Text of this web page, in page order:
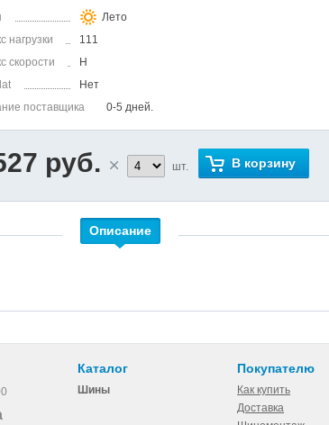
Лето
нагрузки
111
скорости
H
Нет
поставщика
0-5 дней.
руб. шт. В корзину
Описание
Каталог
Шины
Покупателю
Как купить
Доставка